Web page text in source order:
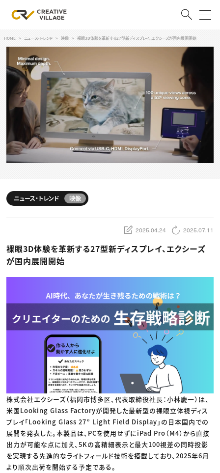
ログイン
RECRUIT
クリエイター求人を探す
CREATIVE JOB求人検索
特集求人
採用説明会
転職支援サービス
CONTENTS
スキルアップしたい！ トップ
デザイン
動画配信・映像制作
ディレクション
業界解説・キャリア事情
お役立ち基礎知識
TOP Creator’s コラム
ゲームクリエイター
映像クリエイター
マーケッター
C＆R Magazine
ニュース・トレンド
ゲーム・エンタメ
広告
出版
CREATIVE VILLAGEからのお知らせ
プロフェッショナル×つながる×メディア
HOME ニュース・トレンド 映像 裸眼3D体験を革新する27型新ディスプレイ、エクシーズが国内展開開始
ニュース・トレンド 映像
2025.04.24 2025.07.11
裸眼3D体験を革新する27型新ディスプレイ、エクシーズ
が国内展開開始
株式会社エクシーズ（福岡市博多区、代表取締役社長：小林慶一）は、
米国Looking Glass Factoryが開発した最新型の裸眼立体視ディス
プレイ「Looking Glass 27” Light Field Display」の日本国内での
展開を発表した。本製品は、PCを使用せずにiPad Pro（M4）から直接
出力が可能な点に加え、5Kの高精細表示と最大100視差の同時投影
を実現する先進的なライトフィールド技術を搭載しており、2025年6月
より順次出荷を開始する予定である。